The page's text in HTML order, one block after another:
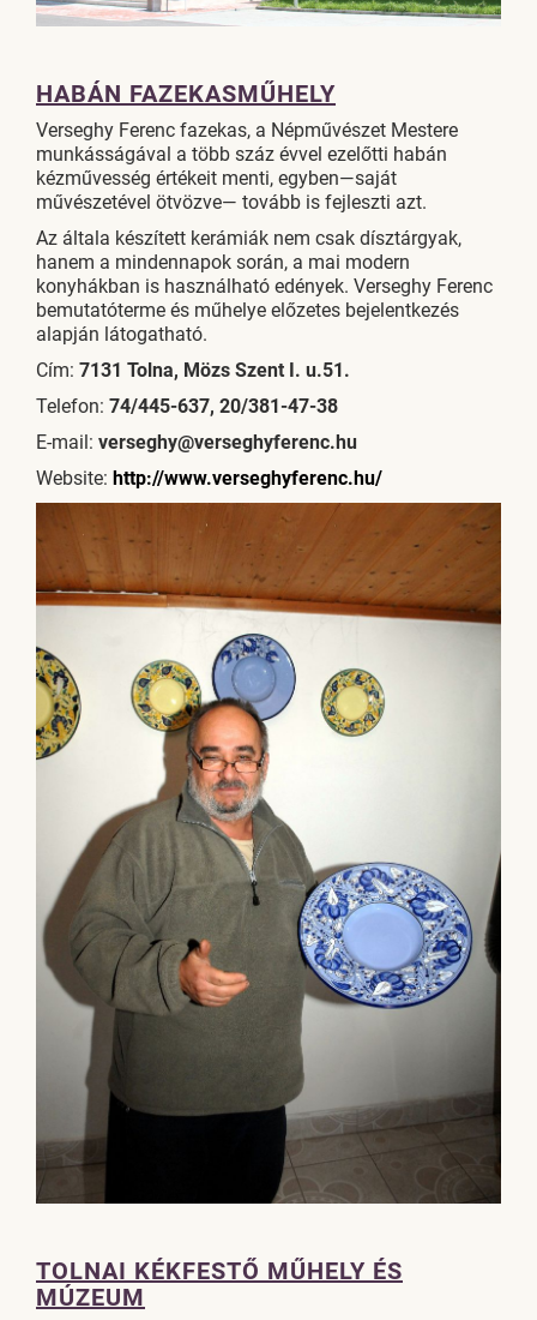
HABÁN FAZEKASMŰHELY
Verseghy Ferenc fazekas, a Népművészet Mestere
munkásságával a több száz évvel ezelőtti habán
kézművesség értékeit menti, egyben—saját
művészetével ötvözve— tovább is fejleszti azt.
Az általa készített kerámiák nem csak dísztárgyak,
hanem a mindennapok során, a mai modern
konyhákban is használható edények. Verseghy Ferenc
bemutatóterme és műhelye előzetes bejelentkezés
alapján látogatható.
Cím: 7131 Tolna, Mözs Szent I. u.51.
Telefon: 74/445-637, 20/381-47-38
E-mail: verseghy@verseghyferenc.hu
Website: http://www.verseghyferenc.hu/
TOLNAI KÉKFESTŐ MŰHELY ÉS
MÚZEUM